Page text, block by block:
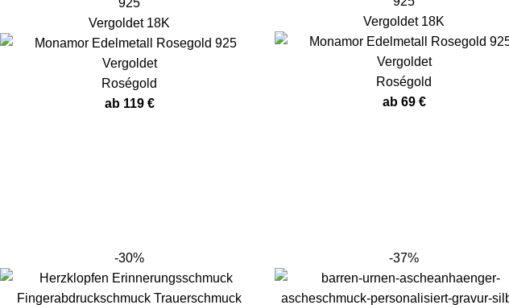
Vergoldet 18K
Roségold
ab 119 €
Vergoldet 18K
Roségold
ab 69 €
-30% -37%